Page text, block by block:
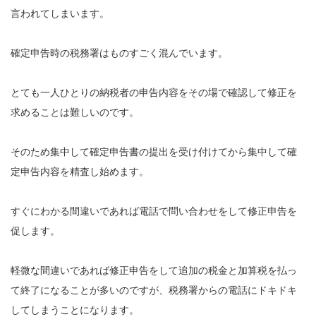
言われてしまいます。
確定申告時の税務署はものすごく混んでいます。
とても一人ひとりの納税者の申告内容をその場で確認して修正を
求めることは難しいのです。
そのため集中して確定申告書の提出を受け付けてから集中して確
定申告内容を精査し始めます。
すぐにわかる間違いであれば電話で問い合わせをして修正申告を
促します。
軽微な間違いであれば修正申告をして追加の税金と加算税を払っ
て終了になることが多いのですが、税務署からの電話にドキドキ
してしまうことになります。